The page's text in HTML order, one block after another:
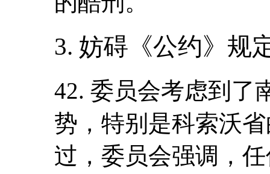
3. 妨碍《公约》规
42. 委员会考虑到了
势，特别是科索沃
过，委员会强调，